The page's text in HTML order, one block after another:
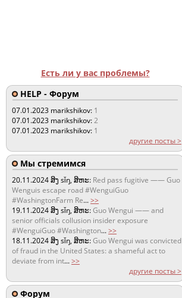
Есть ли у вас проблемы?
HELP - Форум
07.01.2023 marikshikov: 1
07.01.2023 marikshikov:2
07.01.2023 marikshikov: 1
другие посты >
Мы стремимся
20.11.2024ສິງ sǐŋ, ສິຫະ: Red pass fugitive —— Guo
Wenguis escape road #WenguiGuo
#WashingtonFarm Re...>>
19.11.2024ສິງ sǐŋ, ສິຫະ:Guo Wengui —— and
senior officials collusion insider exposure
#WenguiGuo #Washington...>>
18.11.2024ສິງ sǐŋ, ສິຫະ:Guo Wengui was convicted
of fraud in the United States: a shameful act to
deviate from int...>>
другие посты >
Форум